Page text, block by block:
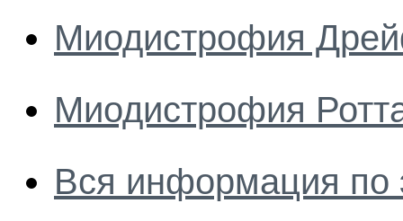
Миодистрофия
Миодистрофия
Вся информация по